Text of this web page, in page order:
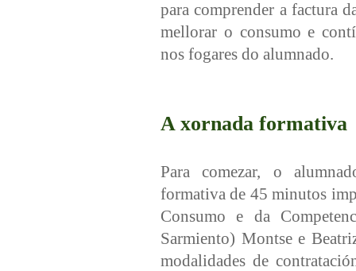
para comprender a factura
mellorar o consumo e
nos fogares do alumnado.
A xornada formativa
Para comezar, o
formativa de 45 minutos
Consumo e da
Sarmiento) Montse e
modalidades de